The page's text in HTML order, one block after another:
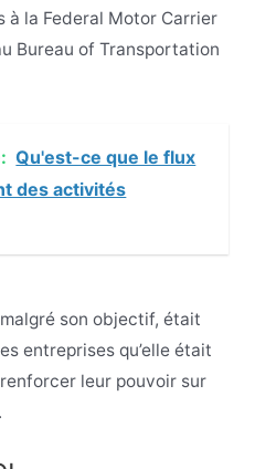
la Federal Motor Carrier
Bureau of Transportation
Qu'est-ce que le flux
des activités
son objectif, était
entreprises qu’elle était
leur pouvoir sur